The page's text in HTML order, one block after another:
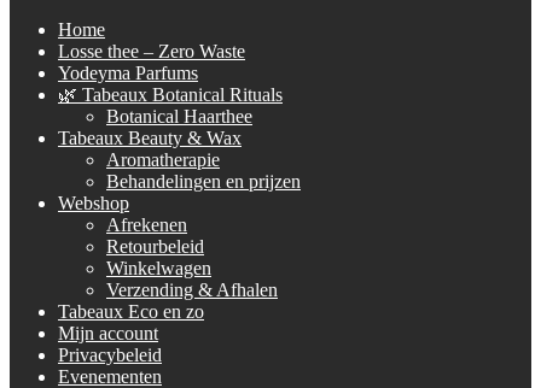
Home
Losse thee – Zero Waste
Yodeyma Parfums
🌿 Tabeaux Botanical Rituals
Botanical Haarthee
Tabeaux Beauty & Wax
Aromatherapie
Behandelingen en prijzen
Webshop
Afrekenen
Retourbeleid
Winkelwagen
Verzending & Afhalen
Tabeaux Eco en zo
Mijn account
Privacybeleid
Evenementen